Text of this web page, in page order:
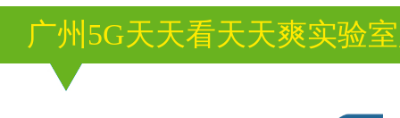
广州5G天天看天天爽实验